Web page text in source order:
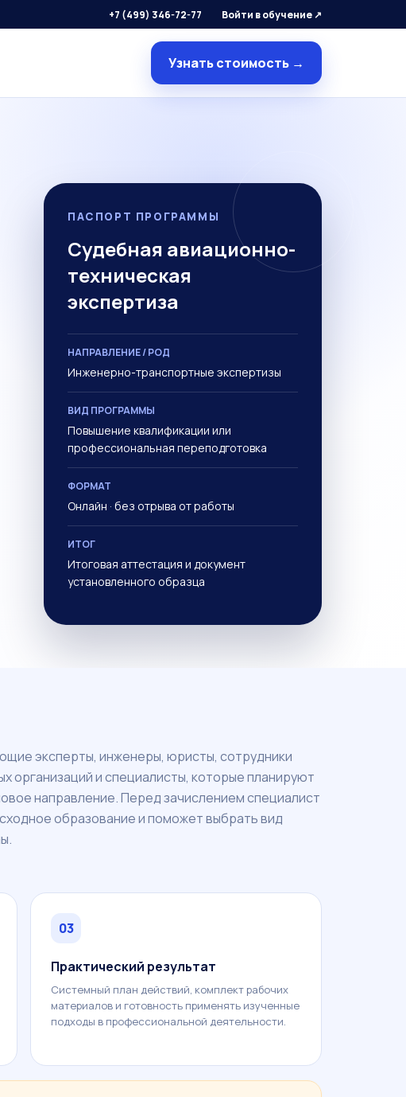
+7 (499) 346-72-77 Войти в обучение ↗
Узнать стоимость →
ПАСПОРТ ПРОГРАММЫ
Судебная авиационно-
техническая
экспертиза
НАПРАВЛЕНИЕ / РОД
Инженерно-транспортные экспертизы
ВИД ПРОГРАММЫ
Повышение квалификации или
профессиональная переподготовка
ФОРМАТ
Онлайн · без отрыва от работы
ИТОГ
Итоговая аттестация и документ
установленного образца
эксперты, инженеры, юристы, сотрудники
организаций и специалисты, которые планируют
направление. Перед зачислением специалист
образование и поможет выбрать вид
03
Практический результат
Системный план действий, комплект рабочих
материалов и готовность применять изученные
подходы в профессиональной деятельности.